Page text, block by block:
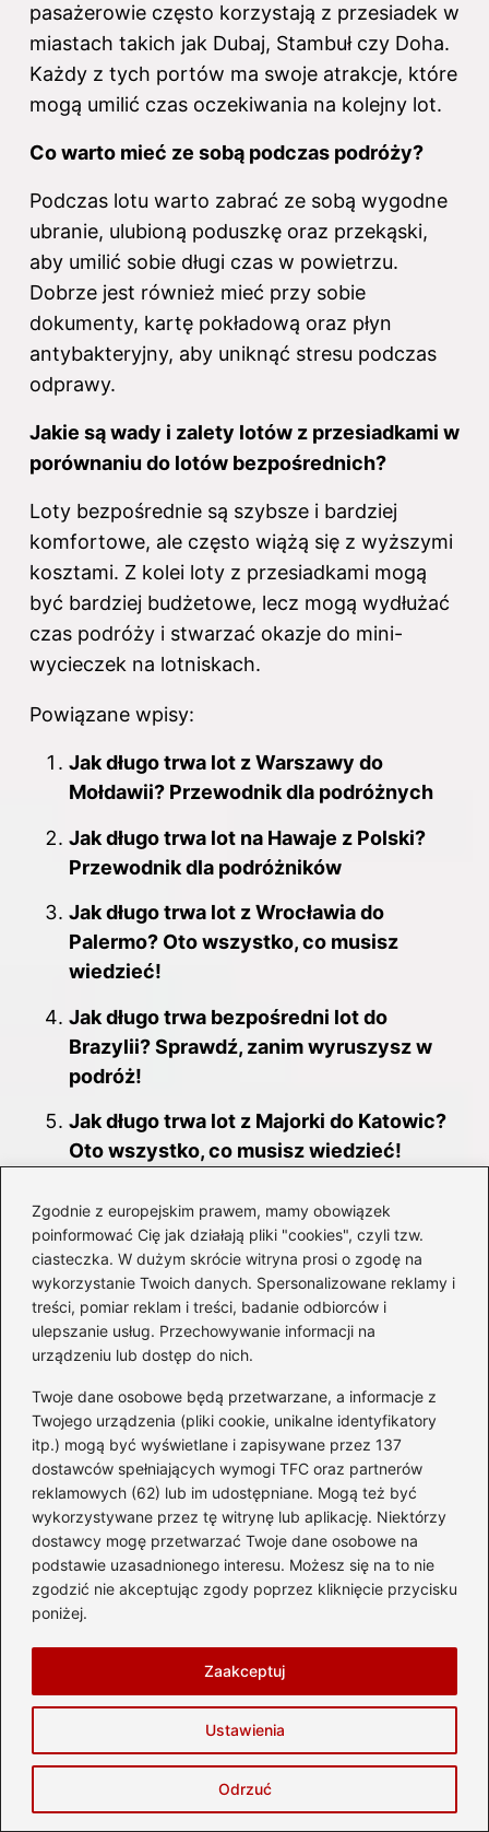
Zgodnie z europejskim prawem, mamy obowiązek
poinformować Cię jak działają pliki "cookies", czyli tzw.
ciasteczka. W dużym skrócie witryna prosi o zgodę na
wykorzystanie Twoich danych. Spersonalizowane reklamy i
treści, pomiar reklam i treści, badanie odbiorców i
ulepszanie usług. Przechowywanie informacji na
urządzeniu lub dostęp do nich.
Twoje dane osobowe będą przetwarzane, a informacje z
Twojego urządzenia (pliki cookie, unikalne identyfikatory
itp.) mogą być wyświetlane i zapisywane przez 137
dostawców spełniających wymogi TFC oraz partnerów
reklamowych (62) lub im udostępniane. Mogą też być
wykorzystywane przez tę witrynę lub aplikację. Niektórzy
dostawcy mogę przetwarzać Twoje dane osobowe na
podstawie uzasadnionego interesu. Możesz się na to nie
zgodzić nie akceptując zgody poprzez kliknięcie przycisku
poniżej.
Ustawienia
Odrzuć
Zaakceptuj
pasażerowie często korzystają z przesiadek w
miastach takich jak Dubaj, Stambuł czy Doha.
Każdy z tych portów ma swoje atrakcje, które
mogą umilić czas oczekiwania na kolejny lot.
Co warto mieć ze sobą podczas podróży?
Podczas lotu warto zabrać ze sobą wygodne
ubranie, ulubioną poduszkę oraz przekąski,
aby umilić sobie długi czas w powietrzu.
Dobrze jest również mieć przy sobie
dokumenty, kartę pokładową oraz płyn
antybakteryjny, aby uniknąć stresu podczas
odprawy.
Jakie są wady i zalety lotów z przesiadkami w
porównaniu do lotów bezpośrednich?
Loty bezpośrednie są szybsze i bardziej
komfortowe, ale często wiążą się z wyższymi
kosztami. Z kolei loty z przesiadkami mogą
być bardziej budżetowe, lecz mogą wydłużać
czas podróży i stwarzać okazje do mini-
wycieczek na lotniskach.
Powiązane wpisy:
Jak długo trwa lot z Warszawy do
Mołdawii? Przewodnik dla podróżnych
Jak długo trwa lot na Hawaje z Polski?
Przewodnik dla podróżników
Jak długo trwa lot z Wrocławia do
Palermo? Oto wszystko, co musisz
wiedzieć!
Jak długo trwa bezpośredni lot do
Brazylii? Sprawdź, zanim wyruszysz w
podróż!
Jak długo trwa lot z Majorki do Katowic?
Oto wszystko, co musisz wiedzieć!
Przewodnik dla podróżnych
Jak najszybciej dojechać na lotnisko
Pyrzowice? Sprawdź nasze porady!
Jak długo trwa lot z Polski do Omanu?
Jak długo trwa lot z Gdańska na Majorkę?
Przewodnik dla podróżników
Jak długo trwa lot z Wrocławia do
Rzymu? Sprawdź, zanim polecisz!
Czas lotu Moskwa-Bangkok
Historia lotów Moskwa-Bangkok
Loty bezpośrednie vs przesiadki
Poradnik podróżny Moskwa-Bangkok
Przygotowanie do lotu
międzykontynentalnego